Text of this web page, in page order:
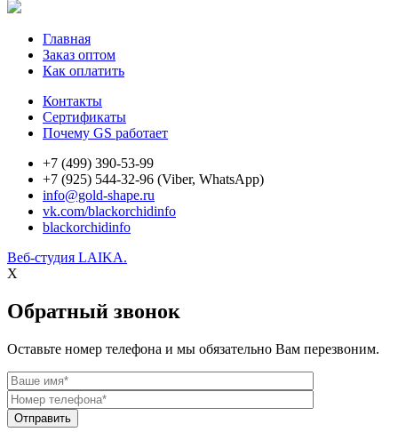
Главная
Заказ оптом
Как оплатить
Контакты
Сертификаты
Почему GS работает
+7 (499) 390-53-99
+7 (925) 544-32-96 (Viber, WhatsApp)
info@gold-shape.ru
vk.com/blackorchidinfo
blackorchidinfo
Веб-студия LAIKA.
X
Обратный звонок
Оставьте номер телефона и мы обязательно Вам перезвоним.